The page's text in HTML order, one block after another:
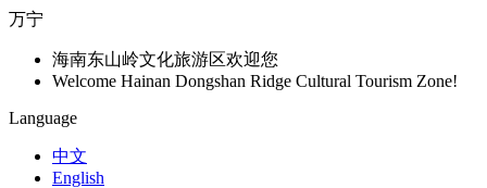
万宁
海南东山岭文化旅游区欢迎您
Welcome Hainan Dongshan Ridge Cultural Tourism Zone!
Language
中文
English